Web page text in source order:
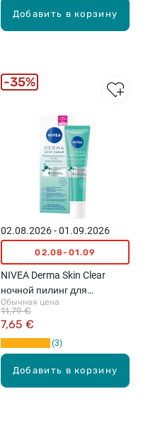
Добавить в корзину
Добавить в корзину
02.08.2026 - 01.09.2026
02.08-01.09
NIVEA Derma Skin Clear
ночной пилинг для
проблемной кожи, 40мл
Обычная цена
7,65 €
11,79 €
3
35%